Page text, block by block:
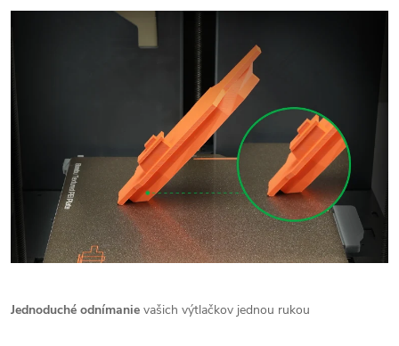
Jednoduché odnímanie vašich výtlačkov jednou rukou